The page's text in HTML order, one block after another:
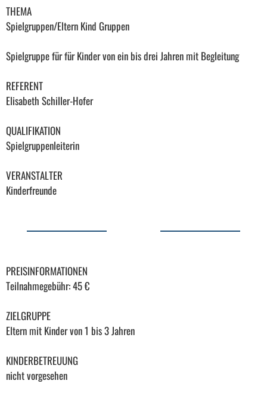
THEMA
Spielgruppen/Eltern Kind Gruppen
Spielgruppe für für Kinder von ein bis drei Jahren mit Begleitung
REFERENT
Elisabeth Schiller-Hofer
QUALIFIKATION
Spielgruppenleiterin
VERANSTALTER
Kinderfreunde
PREISINFORMATIONEN
Teilnahmegebühr: 45 €
ZIELGRUPPE
Eltern mit Kinder von 1 bis 3 Jahren
KINDERBETREUUNG
nicht vorgesehen